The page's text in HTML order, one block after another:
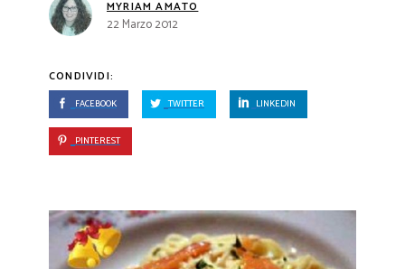
MYRIAM AMATO
22 Marzo 2012
CONDIVIDI:
FACEBOOK TWITTER LINKEDIN
PINTEREST